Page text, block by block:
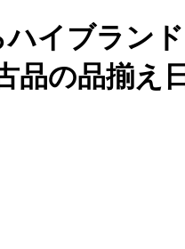
イブラン
品の品揃え